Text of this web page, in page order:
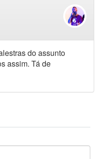
do assunto
assim. Tá de